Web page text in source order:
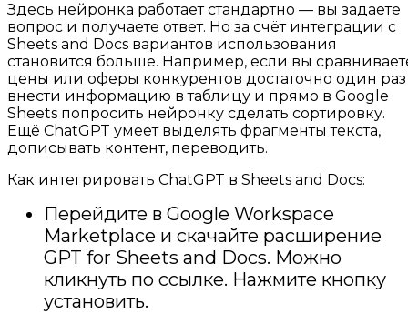
Здесь нейронка работает стандартно — вы задаете
вопрос и получаете ответ. Но за счёт интеграции с
Sheets and Docs вариантов использования
становится больше. Например, если вы
цены или оферы конкурентов достаточно один раз
внести информацию в таблицу и прямо в Google
Sheets попросить нейронку сделать сортировку.
Ещё ChatGPT умеет выделять фрагменты текста,
дописывать контент, переводить.
Как интегрировать ChatGPT в Sheets and Docs:
Перейдите в Google Workspace
Marketplace и скачайте расширение
GPT for Sheets and Docs. Можно
кликнуть по ссылке. Нажмите кнопку
установить.